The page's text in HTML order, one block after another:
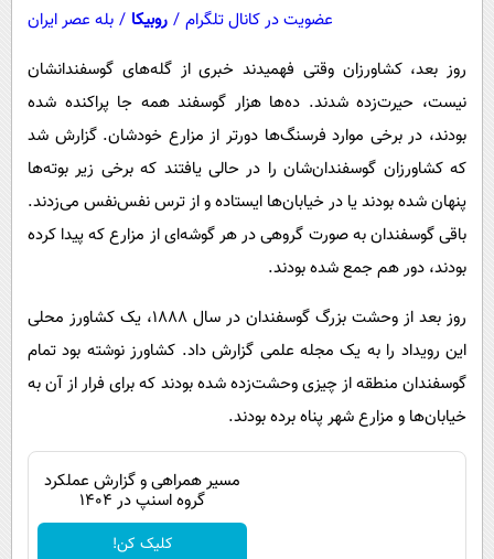
عضویت در کانال تلگرام / روبیکا / بله عصر ایران
روز بعد، کشاورزان وقتی فهمیدند خبری از گله‌های گوسفندانشان
نیست، حیرت‌زده شدند. ده‌ها هزار گوسفند همه جا پراکنده شده
بودند، در برخی موارد فرسنگ‌ها دورتر از مزارع خودشان. گزارش شد
که کشاورزان گوسفندان‌شان را در حالی یافتند که برخی زیر بوته‌ها
پنهان شده بودند یا در خیابان‌ها ایستاده و از ترس نفس‌نفس می‌زدند.
باقی گوسفندان به صورت گروهی در هر گوشه‌ای از مزارع که پیدا کرده
بودند، دور هم جمع شده بودند.
روز بعد از وحشت بزرگ گوسفندان در سال ۱۸۸۸، یک کشاورز محلی
این رویداد را به یک مجله علمی گزارش داد. کشاورز نوشته بود تمام
گوسفندان منطقه از چیزی وحشت‌زده شده بودند که برای فرار از آن به
خیابان‌ها و مزارع شهر پناه برده بودند.
مسیر همراهی و گزارش عملکرد
گروه اسنپ در ۱۴۰۴
کلیک کن!